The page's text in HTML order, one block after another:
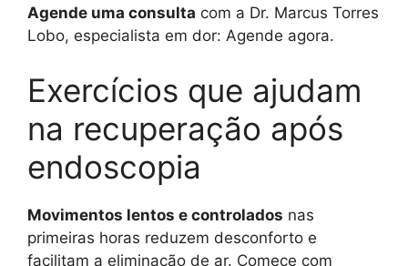
Agende uma consulta com a Dr. Marcus Torres
Lobo, especialista em dor: Agende agora.
Exercícios que ajudam
na recuperação após
endoscopia
Movimentos lentos e controlados nas
primeiras horas reduzem desconforto e
facilitam a eliminação de ar. Comece com